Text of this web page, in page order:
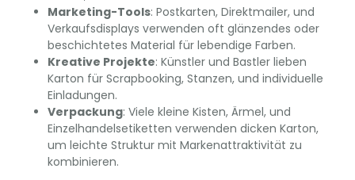
Marketing-Tools: Postkarten, Direktmailer, und
Verkaufsdisplays verwenden oft glänzendes oder
beschichtetes Material für lebendige Farben.
Kreative Projekte: Künstler und Bastler lieben
Karton für Scrapbooking, Stanzen, und individuelle
Einladungen.
Verpackung: Viele kleine Kisten, Ärmel, und
Einzelhandelsetiketten verwenden dicken Karton,
um leichte Struktur mit Markenattraktivität zu
kombinieren.